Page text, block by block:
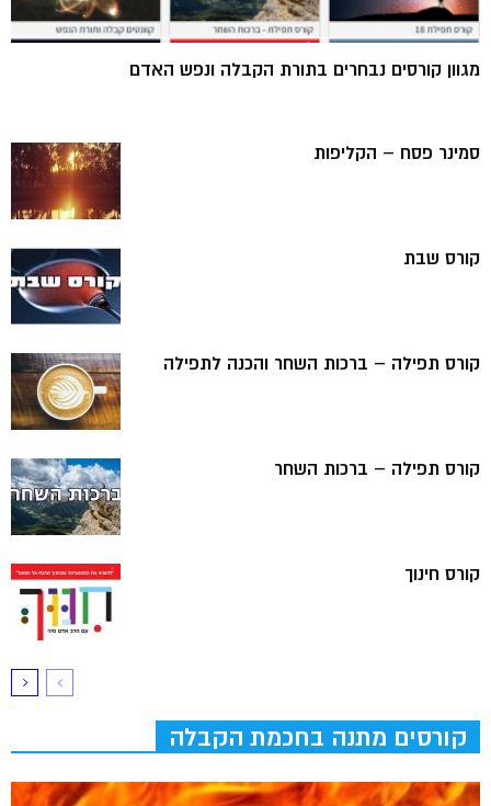
מגוון קורסים נבחרים בתורת הקבלה ונפש האדם
סמינר פסח – הקליפות
קורס שבת
קורס תפילה – ברכות השחר והכנה לתפילה
קורס תפילה – ברכות השחר
קורס חינוך
קורסים מתנה בחכמת הקבלה